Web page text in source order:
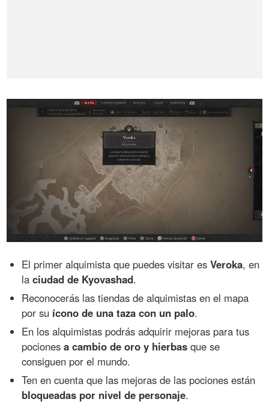
El primer alquimista que puedes visitar esVeroka, en
laciudad de Kyovashad.
Reconocerás las tiendas de alquimistas en el mapa
por su ícono de una taza con un palo.
En los alquimistas podrás adquirir mejoras para tus
pocionesa cambio de oro y hierbas que se
consiguen por el mundo.
Ten en cuenta que las mejoras de las pociones están
bloqueadas por nivel de personaje.